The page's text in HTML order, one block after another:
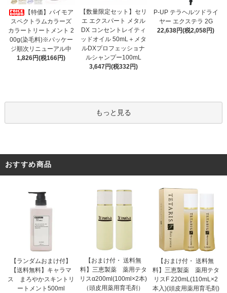
【特価】パイモア
スペクトラムカラーズ
カラートリートメント 2
00g(染毛料)※パッケー
ジ順次リニューアル中
1,826円(税166円)
【数量限定セット】セリ
エ エクスパート メタル
DX コンセントレイティ
ッドオイル 50mL＋メタ
ルDXプロフェッショナ
ルシャンプー100mL
3,647円(税332円)
P-UP テラヘルツドライ
ヤー エクステラ 2G
22,638円(税2,058円)
もっと見る
おすすめ商品
【ランダムおまけ付】
【送料無料】キャラマ
ス まろやかスキントリ
ートメント500ml
【おまけ付・ 送料無
料】三恵製薬 薬用テタ
リスα200ml(100ml×2本)
（頭皮用薬用育毛剤）
【おまけ付・ 送料無
料】三恵製薬 薬用テタ
リスF 220mL(110mL×2
本入)(頭皮用薬用育毛剤)